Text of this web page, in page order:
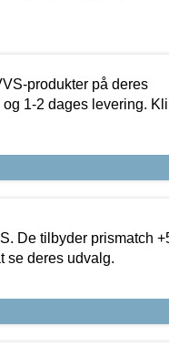
produkter på deres
1-2 dages levering.
De tilbyder prismatch
se deres udvalg.